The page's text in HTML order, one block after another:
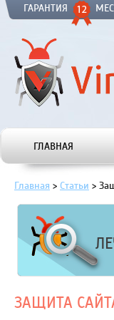
ГАРАНТИЯ
ГЛАВНАЯ
Главная > Статьи >
ЗАЩИТА